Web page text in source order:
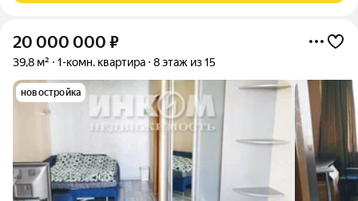
20 000 000 ₽
39,8 м² 1-комн. квартира 8 этаж из 15
новостройка